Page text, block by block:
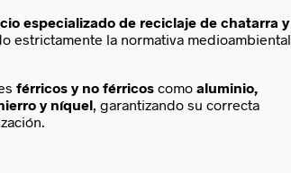
especializado de reciclaje de chatarra y
estrictamente la normativa medioambiental
férricos y no férricos como aluminio,
y níquel, garantizando su correcta